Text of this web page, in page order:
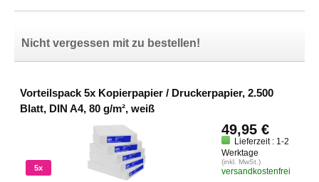
Nicht vergessen mit zu bestellen!
Vorteilspack 5x Kopierpapier / Druckerpapier, 2.500
Blatt, DIN A4, 80 g/m², weiß
5x
49,95 €
Lieferzeit : 1-2
Werktage
(inkl. MwSt.)
versandkostenfrei